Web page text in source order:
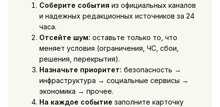
Соберите события из официальных каналов
и надежных редакционных источников за 24
часа.
Отсейте шум: оставьте только то, что
меняет условия (ограничения, ЧС, сбои,
решения, перекрытия).
Назначьте приоритет: безопасность →
инфраструктура → социальные сервисы →
экономика → прочее.
На каждое событие заполните карточку